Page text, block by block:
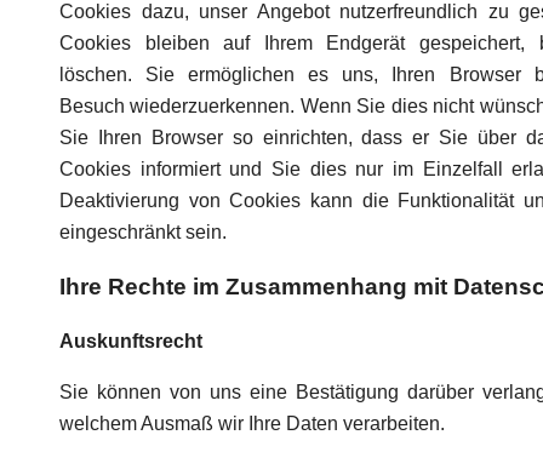
Cookies dazu, unser Angebot nutzerfreundlich zu
Cookies bleiben auf Ihrem Endgerät
löschen. Sie ermöglichen es uns, Ihren Browser
Besuch wiederzuerkennen. Wenn Sie dies nicht
Sie Ihren Browser so einrichten, dass er Sie über
Cookies informiert und Sie dies nur im Einzelfall
Deaktivierung von Cookies kann die Funktionalität
eingeschränkt sein.
Ihre Rechte im Zusammenhang mit
Auskunftsrecht
Sie können von uns eine Bestätigung darüber
welchem Ausmaß wir Ihre Daten verarbeiten.